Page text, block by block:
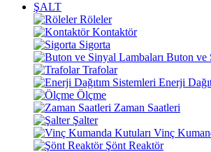
ŞALT
Röleler
Kontaktör
Sigorta
Buton ve
Trafolar
Enerji
Ölçme
Zaman Saatleri
Şalter
Vinç
Şönt Reaktör